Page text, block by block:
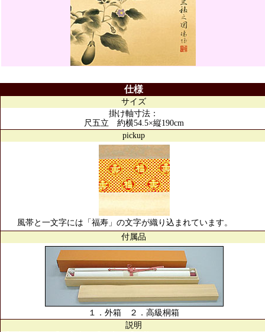
仕様
サイズ
掛け軸寸法：
尺五立 約横54.5×縦190cm
pickup
風帯と一文字には「福寿」の文字が織り込まれています。
付属品
１．外箱 ２．高級桐箱
説明